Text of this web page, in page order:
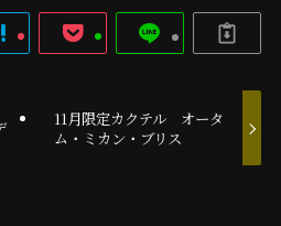
11月限定カクテル オータ
ム・ミカン・ブリス